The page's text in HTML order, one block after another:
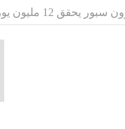
الجيش يطلق